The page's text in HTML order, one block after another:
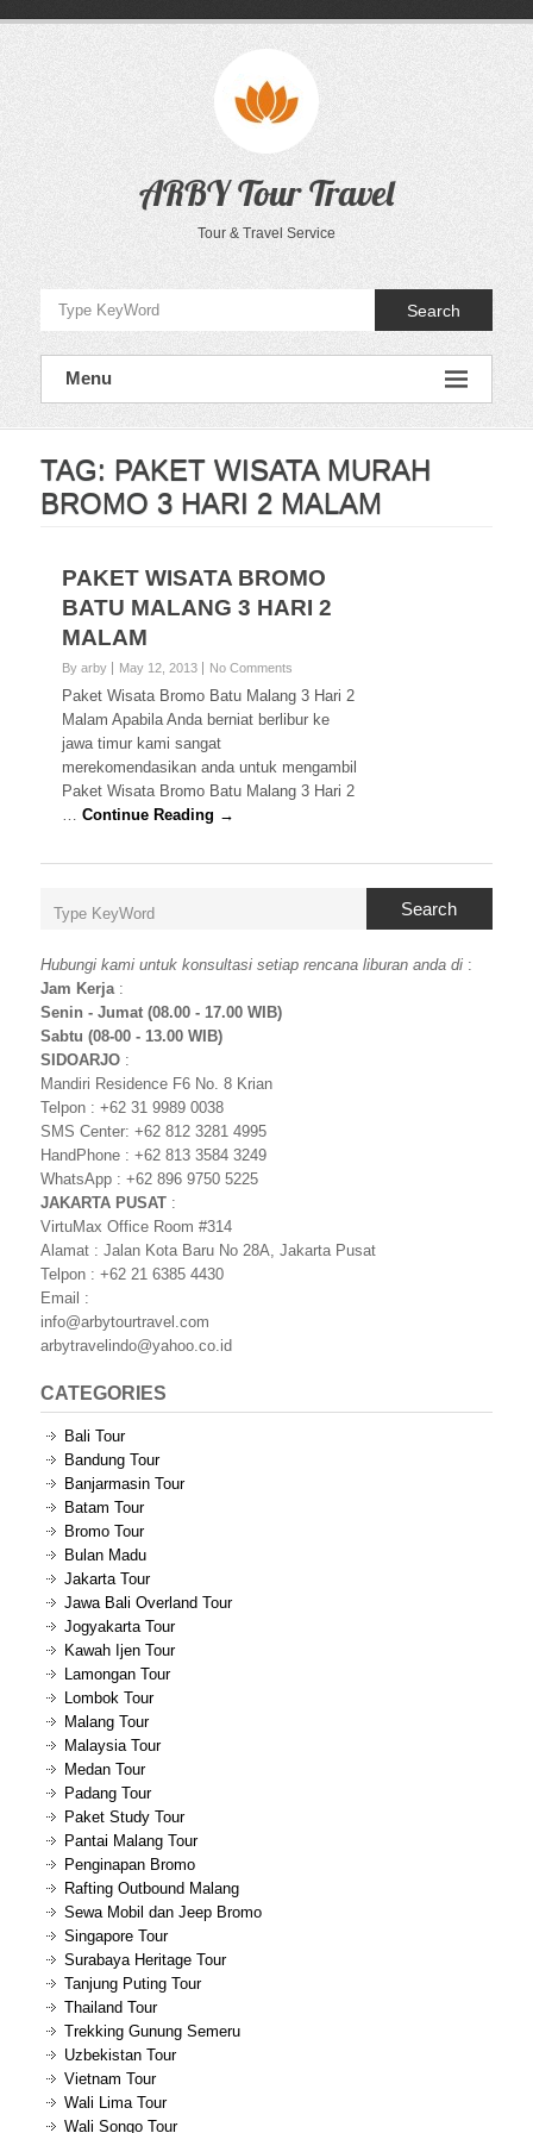
ARBY Tour Travel
Tour & Travel Service
Search
Menu
TAG: PAKET WISATA MURAH
BROMO 3 HARI 2 MALAM
PAKET WISATA BROMO
BATU MALANG 3 HARI 2
MALAM
By arby May 12, 2013 No Comments
Paket Wisata Bromo Batu Malang 3 Hari 2
Malam Apabila Anda berniat berlibur ke
jawa timur kami sangat
merekomendasikan anda untuk mengambil
Paket Wisata Bromo Batu Malang 3 Hari 2
…Continue Reading →
Search
Hubungi kami untuk konsultasi setiap rencana liburan anda di :
Jam Kerja:
Senin - Jumat (08.00 - 17.00 WIB)
Sabtu (08-00 - 13.00 WIB)
SIDOARJO :
Mandiri Residence F6 No. 8 Krian
Telpon : +62 31 9989 0038
SMS Center: +62 812 3281 4995
HandPhone : +62 813 3584 3249
WhatsApp : +62 896 9750 5225
JAKARTA PUSAT :
VirtuMax Office Room #314
Alamat : Jalan Kota Baru No 28A, Jakarta Pusat
Telpon : +62 21 6385 4430
Email :
info@arbytourtravel.com
arbytravelindo@yahoo.co.id
CATEGORIES
Bali Tour
Bandung Tour
Banjarmasin Tour
Batam Tour
Bromo Tour
Bulan Madu
Jakarta Tour
Jawa Bali Overland Tour
Jogyakarta Tour
Kawah Ijen Tour
Lamongan Tour
Lombok Tour
Malang Tour
Malaysia Tour
Medan Tour
Padang Tour
Paket Study Tour
Pantai Malang Tour
Penginapan Bromo
Rafting Outbound Malang
Sewa Mobil dan Jeep Bromo
Singapore Tour
Surabaya Heritage Tour
Tanjung Puting Tour
Thailand Tour
Trekking Gunung Semeru
Uzbekistan Tour
Vietnam Tour
Wali Lima Tour
Wali Songo Tour